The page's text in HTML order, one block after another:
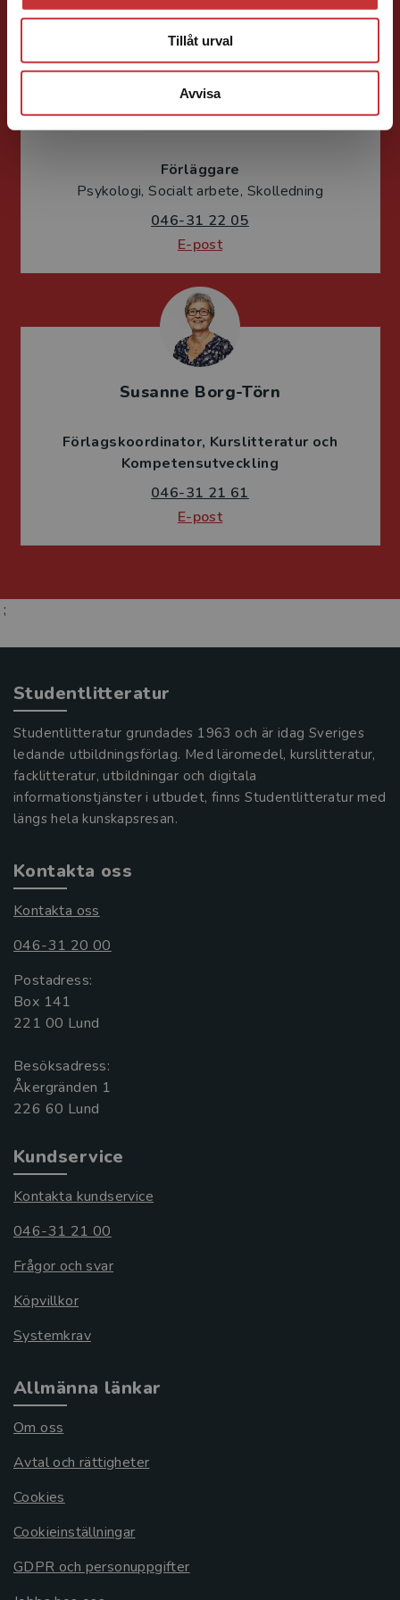
Tillåt urval
Avvisa
Susanna Magnusson
Förläggare
Psykologi, Socialt arbete, Skolledning
046-31 22 05
E-post
Susanne Borg-Törn
Förlagskoordinator Kurslitteratur och
Kompetensutveckling
046-31 21 61
E-post
;
Studentlitteratur
Studentlitteratur grundades 1963 och är idag Sveriges
ledande utbildningsförlag. Med läromedel, kurslitteratur,
facklitteratur, utbildningar och digitala
informationstjänster i utbudet, finns Studentlitteratur med
längs hela kunskapsresan.
Kontakta oss
Kontakta oss
046-31 20 00
Postadress:
Box 141
221 00 Lund
Besöksadress:
Åkergränden 1
Kundservice
Kontakta kundservice
046-31 21 00
Frågor och svar
Köpvillkor
Systemkrav
Allmänna länkar
Om oss
Avtal och rättigheter
Cookies
Cookieinställningar
GDPR och personuppgifter